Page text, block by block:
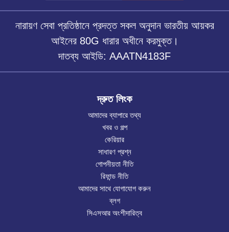
নারায়ণ সেবা প্রতিষ্ঠানে প্রদত্ত সকল অনুদান ভারতীয় আয়কর
আইনের 80G ধারার অধীনে করমুক্ত।
দাতব্য আইডি: AAATN4183F
দ্রুত লিংক
আমাদের ব্যাপারে তথ্য
খবর ও গল্প
কেরিয়ার
সাধারণ প্রশ্ন
গোপনীয়তা নীতি
রিফান্ড নীতি
আমাদের সাথে যোগাযোগ করুন
ব্লগ
সিএসআর অংশীদারিত্ব